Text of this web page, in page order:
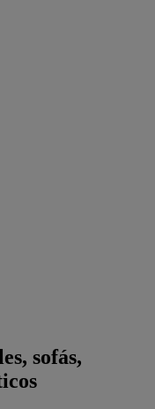
sofás,